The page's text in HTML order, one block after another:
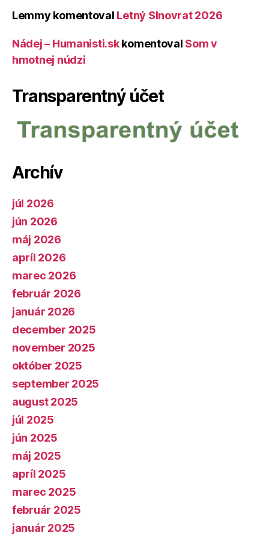
Lemmy komentoval Letný Slnovrat 2026
Nádej – Humanisti.skkomentoval Som v
hmotnej núdzi
Transparentný účet
Archív
júl 2026
jún 2026
máj 2026
apríl 2026
marec 2026
február 2026
január 2026
december 2025
november 2025
október 2025
september 2025
august 2025
júl 2025
jún 2025
máj 2025
apríl 2025
marec 2025
február 2025
január 2025